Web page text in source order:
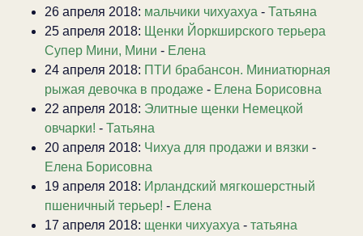
26 апреля 2018: мальчики чихуахуа - Татьяна
25 апреля 2018: Щенки Йоркширского терьера
Супер Мини, Мини - Елена
24 апреля 2018: ПТИ брабансон. Миниатюрная
рыжая девочка в продаже - Елена Борисовна
22 апреля 2018: Элитные щенки Немецкой
овчарки! - Татьяна
20 апреля 2018: Чихуа для продажи и вязки -
Елена Борисовна
19 апреля 2018: Ирландский мягкошерстный
пшеничный терьер! - Елена
17 апреля 2018: щенки чихуахуа - татьяна